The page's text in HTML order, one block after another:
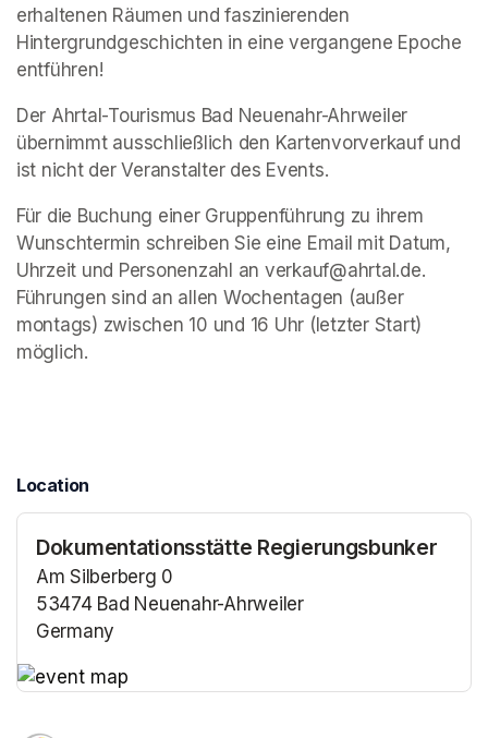
erhaltenen Räumen und faszinierenden
Hintergrundgeschichten in eine vergangene Epoche
entführen!
Der Ahrtal-Tourismus Bad Neuenahr-Ahrweiler
übernimmt ausschließlich den Kartenvorverkauf und
ist nicht der Veranstalter des Events.
Für die Buchung einer Gruppenführung zu ihrem
Wunschtermin schreiben Sie eine Email mit Datum,
Uhrzeit und Personenzahl an verkauf@ahrtal.de.
Führungen sind an allen Wochentagen (außer
montags) zwischen 10 und 16 Uhr (letzter Start)
möglich.
Location
Dokumentationsstätte Regierungsbunker
Am Silberberg 0
53474 Bad Neuenahr-Ahrweiler
Germany